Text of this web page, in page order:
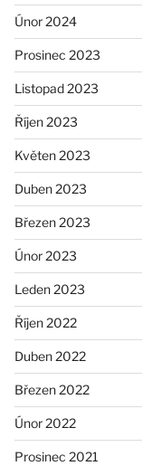
Únor 2024
Prosinec 2023
Listopad 2023
Říjen 2023
Květen 2023
Duben 2023
Březen 2023
Únor 2023
Leden 2023
Říjen 2022
Duben 2022
Březen 2022
Únor 2022
Prosinec 2021